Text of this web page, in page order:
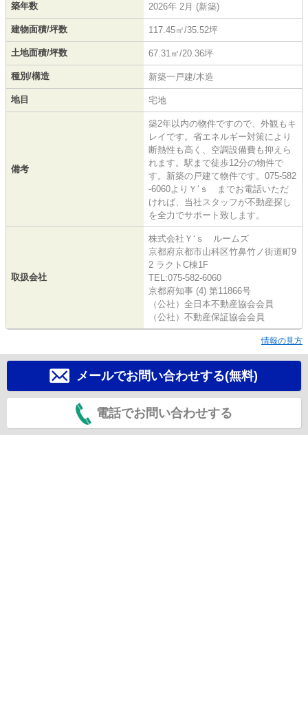
築年数 2026年 2月 (新築)
建物面積/坪数 117.45㎡/35.52坪
土地面積/坪数 67.31㎡/20.36坪
種別/構造 新築一戸建/木造
地目 宅地
備考
築2年以内の物件ですので、外観もキ
レイです。省エネルギー対策により
断熱性も高く、空調設備費も抑えら
れます。駅まで徒歩12分の物件で
す。新築の戸建て物件です。075-582
-6060よりＹ‘ｓ までお電話いただ
ければ、当社スタッフが不動産探し
を全力でサポート致します。
取扱会社
株式会社Ｙ‘ｓ ルームズ
京都府京都市山科区竹鼻竹ノ街道町9
2 ラクトC棟1F
TEL:075-582-6060
京都府知事 (4) 第11866号
（公社）全日本不動産協会会員
（公社）不動産保証協会会員
情報の見方
メールでお問い合わせする(無料)
電話でお問い合わせする